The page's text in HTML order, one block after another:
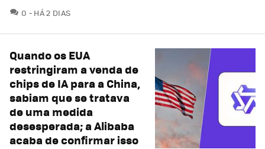
0 COMENTÁRIOS
HÁ 2 DIAS
Quando os EUA
restringiram a venda de
chips de IA para a China,
sabiam que se tratava
de uma medida
desesperada; a Alibaba
acaba de confirmar isso